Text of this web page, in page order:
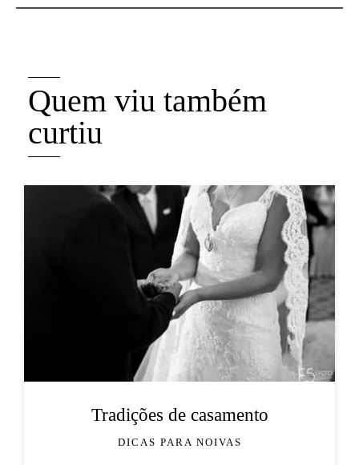
Quem viu também
curtiu
Tradições de casamento
DICAS PARA NOIVAS